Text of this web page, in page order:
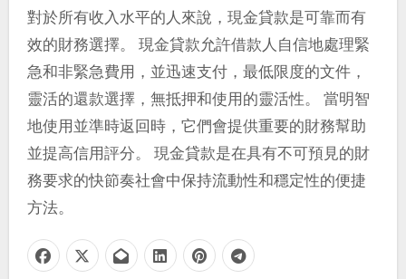
對於所有收入水平的人來說，現金貸款是可靠而有
效的財務選擇。 現金貸款允許借款人自信地處理緊
急和非緊急費用，並迅速支付，最低限度的文件，
靈活的還款選擇，無抵押和使用的靈活性。 當明智
地使用並準時返回時，它們會提供重要的財務幫助
並提高信用評分。 現金貸款是在具有不可預見的財
務要求的快節奏社會中保持流動性和穩定性的便捷
方法。